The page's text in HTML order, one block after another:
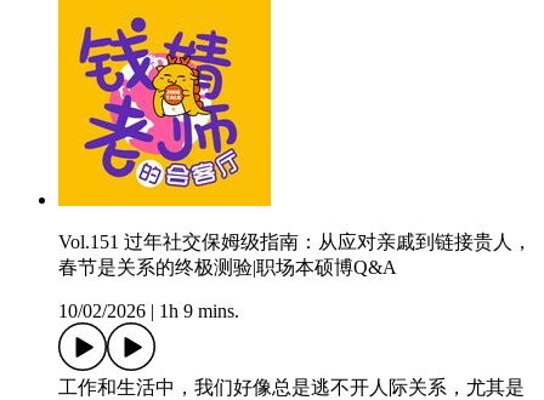
Vol.151 过年社交保姆级指南：从应对亲戚到链接贵人，
春节是关系的终极测验|职场本硕博Q&A
10/02/2026 1h 9 mins.
工作和生活中，我们好像总是逃不开人际关系，尤其是